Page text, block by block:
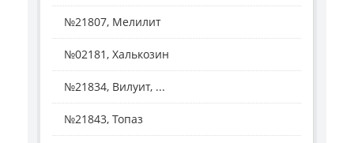
№21807, Мелилит
№02181, Халькозин
№21834, Вилуит, ...
№21843, Топаз